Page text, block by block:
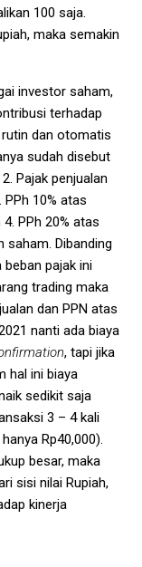
100 saja.
maka semakin
investor saham,
terhadap
dan otomatis
sudah disebut
Pajak penjualan
PPh 10% atas
PPh 20% atas
saham. Dibanding
pajak ini
trading maka
dan PPN atas
nanti ada biaya
, tapi jika
hal ini biaya
sedikit saja
3 – 4 kali
Rp40,000).
besar, maka
sisi nilai Rupiah,
kinerja